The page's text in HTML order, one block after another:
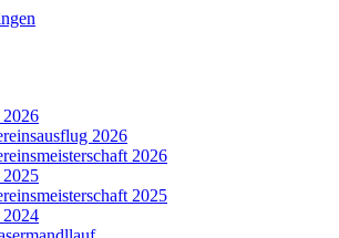
2026
2026
2025